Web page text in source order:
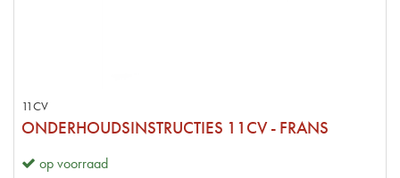
11CV
ONDERHOUDSINSTRUCTIES 11CV - FRANS
op voorraad